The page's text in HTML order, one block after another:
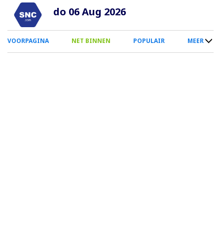
Overslaan
naar
inhoud
do 06 Aug 2026
0
Smartphone
VOORPAGINA NET BINNEN POPULAIR MEER